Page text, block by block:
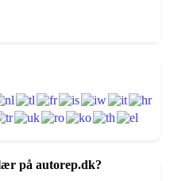
på autorep.dk?